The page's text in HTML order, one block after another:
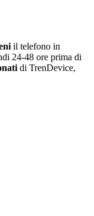
il telefono in
24-48 ore prima di
di TrenDevice,